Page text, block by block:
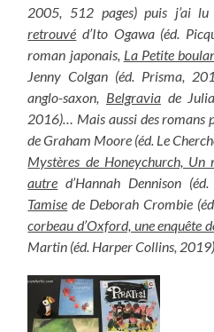
2005, 512 pages) puis j’ai lu
retrouvé d’Ito Ogawa (éd.
roman japonais, La Petite
Jenny Colgan (éd. Prisma,
anglo-saxon, Belgraviade
2016)… Mais aussi des romans
de Graham Moore (éd. Le
Mystères de Honeychurch,
autre d’Hannah Dennison
Tamise de Deborah Crombie
corbeau d’Oxford, une enquête
Martin (éd. Harper Collins,